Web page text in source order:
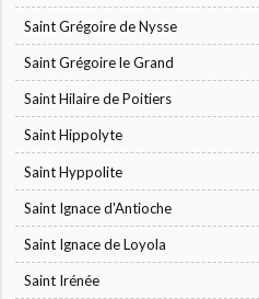
Saint Grégoire de Nysse
Saint Grégoire le Grand
Saint Hilaire de Poitiers
Saint Hippolyte
Saint Hyppolite
Saint Ignace d'Antioche
Saint Ignace de Loyola
Saint Irénée